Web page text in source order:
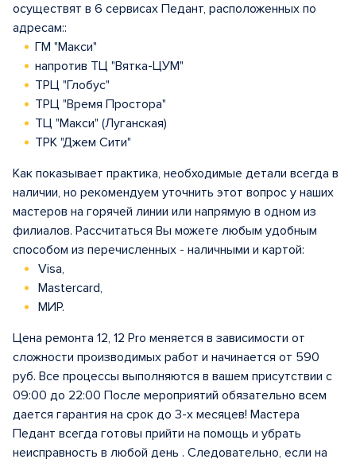
осуществят в 6 сервисах Педант, расположенных по
адресам::
ГМ "Макси"
напротив ТЦ "Вятка-ЦУМ"
ТРЦ "Глобус"
ТРЦ "Время Простора"
ТЦ "Макси" (Луганская)
ТРК "Джем Сити"
Как показывает практика, необходимые детали всегда в
наличии, но рекомендуем уточнить этот вопрос у наших
мастеров на горячей линии или напрямую в одном из
филиалов. Рассчитаться Вы можете любым удобным
способом из перечисленных - наличными и картой:
Visa,
Mastercard,
МИР.
Цена ремонта 12, 12 Pro меняется в зависимости от
сложности производимых работ и начинается от 590
руб. Все процессы выполняются в вашем присутствии с
09:00 до 22:00 После мероприятий обязательно всем
дается гарантия на срок до 3-х месяцев! Мастера
Педант всегда готовы прийти на помощь и убрать
неисправность в любой день . Следовательно, если на